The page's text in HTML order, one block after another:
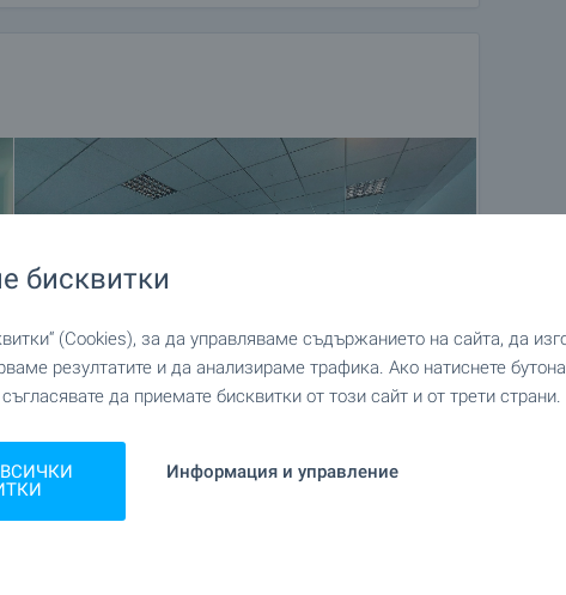
бисквитки
(Cookies), за да управляваме съдържанието на сайта, да
резултатите и да анализираме трафика. Ако натиснете
да приемате бисквитки от този сайт и от трети страни.
Информация и управление